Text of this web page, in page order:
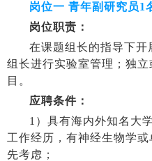
岗位一 青年副研究员1
岗位职责：
在课题组长的指导下开
组长进行实验室管理；独
目。
应聘条件：
1 ）具有海内外知名大
工作经历，有神经生物学或
先考虑；